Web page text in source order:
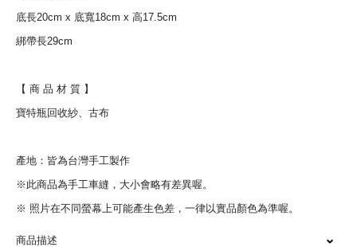
底長20cm x 底寬18cm x 高17.5cm
綁帶長29cm
【 商 品 材 質 】
寶特瓶回收紗、古布
產地：皆為台灣手工製作
※此商品為手工車縫，大小會略有差異喔。
※ 照片在不同螢幕上可能產生色差，一律以實品顏色為準喔。
商品描述